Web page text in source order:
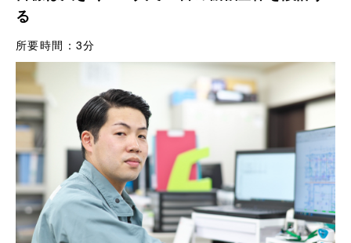
る
所要時間： 3分